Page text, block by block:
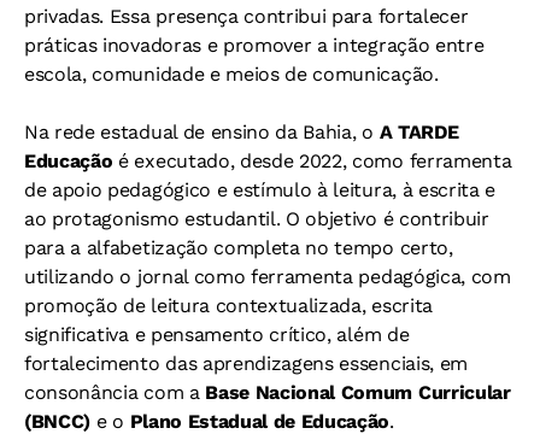
privadas. Essa presença contribui para fortalecer
práticas inovadoras e promover a integração entre
escola, comunidade e meios de comunicação.
Na rede estadual de ensino da Bahia, o A TARDE
Educação é executado, desde 2022, como ferramenta
de apoio pedagógico e estímulo à leitura, à escrita e
ao protagonismo estudantil. O objetivo é contribuir
para a alfabetização completa no tempo certo,
utilizando o jornal como ferramenta pedagógica, com
promoção de leitura contextualizada, escrita
significativa e pensamento crítico, além de
fortalecimento das aprendizagens essenciais, em
consonância com a Base Nacional Comum Curricular
(BNCC) e o Plano Estadual de Educação.